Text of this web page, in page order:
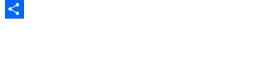
Copy